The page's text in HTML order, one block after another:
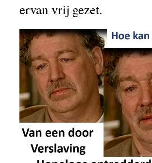
ervan vrij gezet.